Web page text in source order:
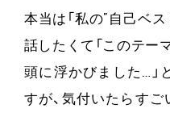
本当は「私の”自己ベ
話したくて「このテー
頭に浮かびました…」
すが、気付いたらす